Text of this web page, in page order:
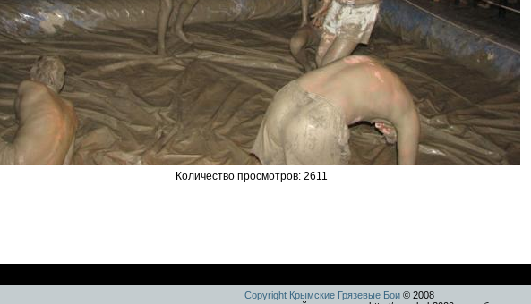
Количество просмотров: 2611
Copyright Крымские Грязевые Бои © 2008